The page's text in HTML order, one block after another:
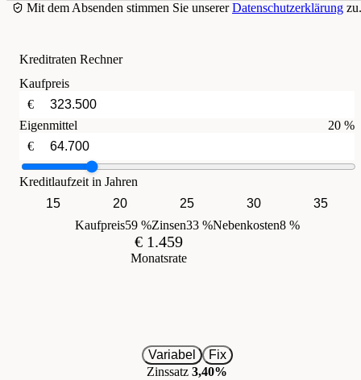
Mit dem Absenden stimmen Sie unsererDatenschutzerklärung zu.
Kreditraten Rechner
Kaufpreis
€
Eigenmittel
20 %
€
Kreditlaufzeit in Jahren
15
20 25 30
35
Kaufpreis59 %Zinsen33 %Nebenkosten8 %
€ 1.459
Monatsrate
Variabel
Fix
Zinssatz 3,40%